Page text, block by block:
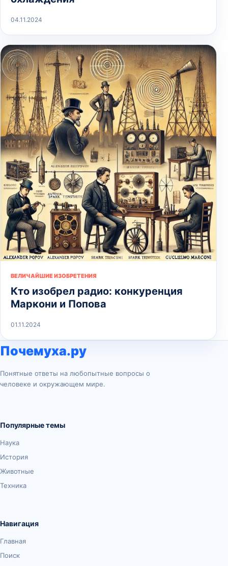
04.11.2024
ВЕЛИЧАЙШИЕ ИЗОБРЕТЕНИЯ
Кто изобрел радио: конкуренция
Маркони и Попова
01.11.2024
Почемуха.ру
Понятные ответы на любопытные вопросы о
человеке и окружающем мире.
Популярные темы
Наука
История
Животные
Техника
Навигация
Главная
Поиск